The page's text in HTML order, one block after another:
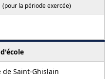
(pour la période exercée)
de Saint-Ghislain